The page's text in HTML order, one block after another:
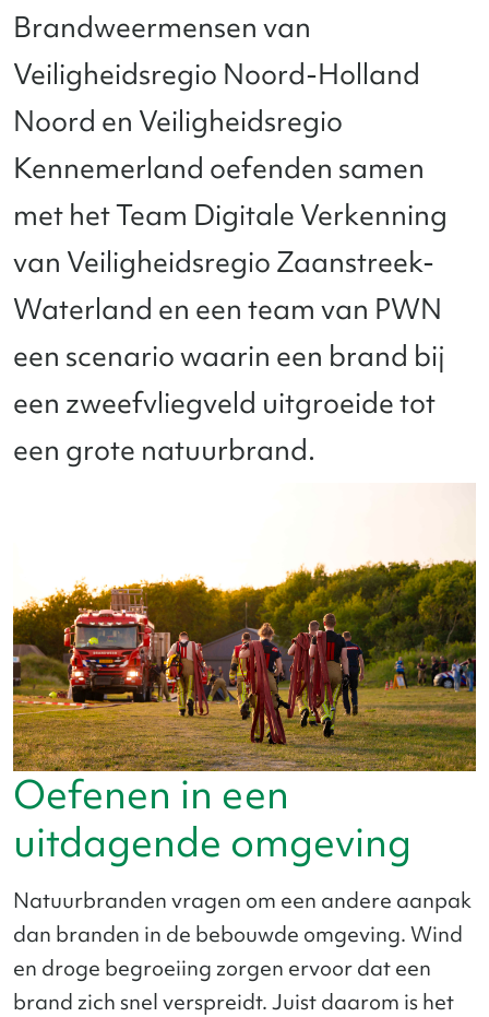
Brandweermensen van
Veiligheidsregio Noord-Holland
Noord en Veiligheidsregio
Kennemerland oefenden samen
met het Team Digitale Verkenning
van Veiligheidsregio Zaanstreek-
Waterland en een team van PWN
een scenario waarin een brand bij
een zweefvliegveld uitgroeide tot
een grote natuurbrand.
Oefenen in een
uitdagende omgeving
Natuurbranden vragen om een andere aanpak
dan branden in de bebouwde omgeving. Wind
en droge begroeiing zorgen ervoor dat een
brand zich snel verspreidt. Juist daarom is het